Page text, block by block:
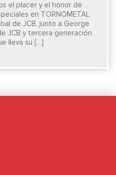
el placer y el honor de
en TORNOMETAL.
de JCB, junto a George
JCB y tercera generación
lleva su […]